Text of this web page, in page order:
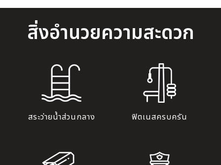
สิ่งอำนวยความสะดวก
สระว่ายน้ำส่วนกลาง ฟิตเนสครบครัน